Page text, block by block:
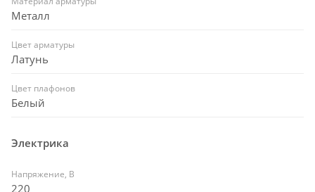
Металл
Цвет арматуры
Латунь
Цвет плафонов
Белый
Электрика
Напряжение, В
220